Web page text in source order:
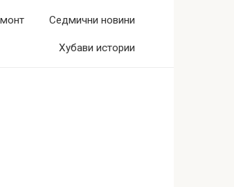
Седмични новини
Хубави истории